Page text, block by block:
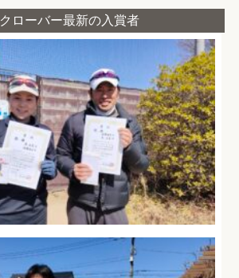
クローバー最新の入賞者